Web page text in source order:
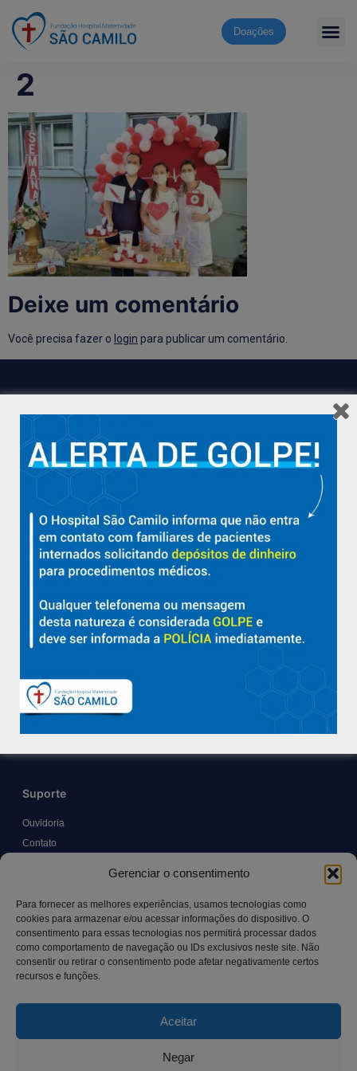
Gerenciar o consentimento
Para fornecer as melhores experiências, usamos tecnologias como
cookies para armazenar e/ou acessar informações do dispositivo. O
consentimento para essas tecnologias nos permitirá processar dados
como comportamento de navegação ou IDs exclusivos neste site. Não
consentir ou retirar o consentimento pode afetar negativamente certos
recursos e funções.
Aceitar
Negar
Doações
2
Deixe um comentário
Você precisa fazer o login para publicar um comentário.
Hospital São Camilo – há mais de 50 anos cuidando da saúde
com qualidade, acolhimento e compromisso com a vida em
Aracruz e região.
Sobre
Políticas e Normas
Trabalhe Conosco
Blog
Suporte
Ouvidoria
Contato
Canal LGPD e Segurança da Informação
Contato